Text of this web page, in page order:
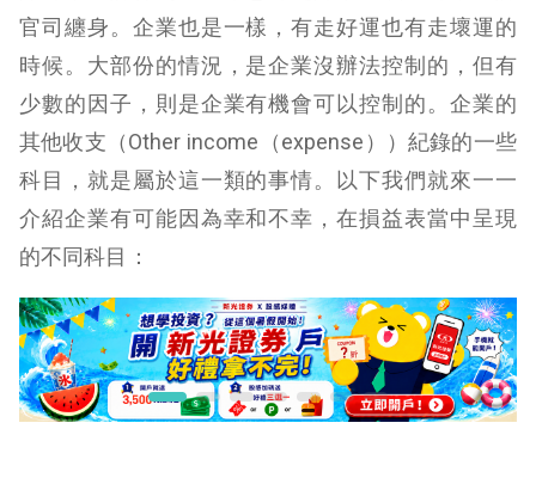
官司纏身。企業也是一樣，有走好運也有走壞運的
時候。大部份的情況，是企業沒辦法控制的，但有
少數的因子，則是企業有機會可以控制的。企業的
其他收支（Other income（expense））紀錄的一些
科目，就是屬於這一類的事情。以下我們就來一一
介紹企業有可能因為幸和不幸，在損益表當中呈現
的不同科目：